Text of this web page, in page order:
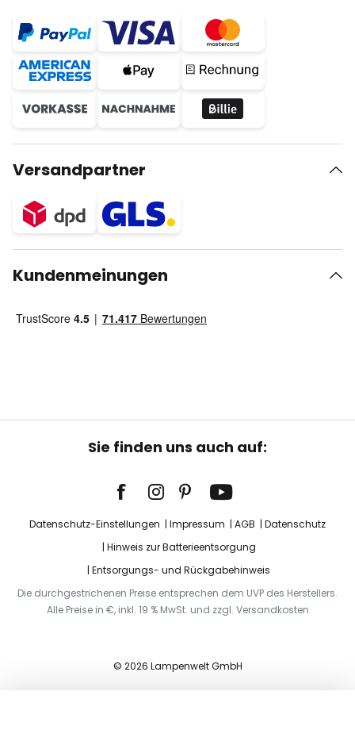
Versandpartner
Kundenmeinungen
Sie finden uns auch auf:
Datenschutz-Einstellungen Impressum AGB
Datenschutz
Hinweis zur Batterieentsorgung
Entsorgungs- und Rückgabehinweis
Die durchgestrichenen Preise entsprechen dem UVP des Herstellers.
Alle Preise in €, inkl. 19 % MwSt. und zzgl. Versandkosten
© 2026 Lampenwelt GmbH